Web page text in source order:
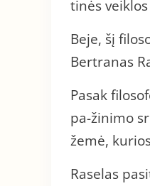
tinės
Beje, šį
Bertranas
Pasak
pa-žinimo
žemė,
Raselas